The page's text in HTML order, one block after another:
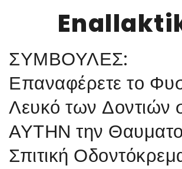
NEWS
ΥΓΕΙΑ
ΣΥΝΤΑΓΕΣ
ΔΙΑΦΟΡΑ
ΣΥΜΒΟΥΛΕΣ:
Επαναφέρετε το
Λευκό των Δοντιών
ΑΥΤΗΝ την
Σπιτική